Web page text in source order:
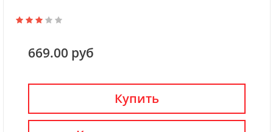
669.00 руб
Купить